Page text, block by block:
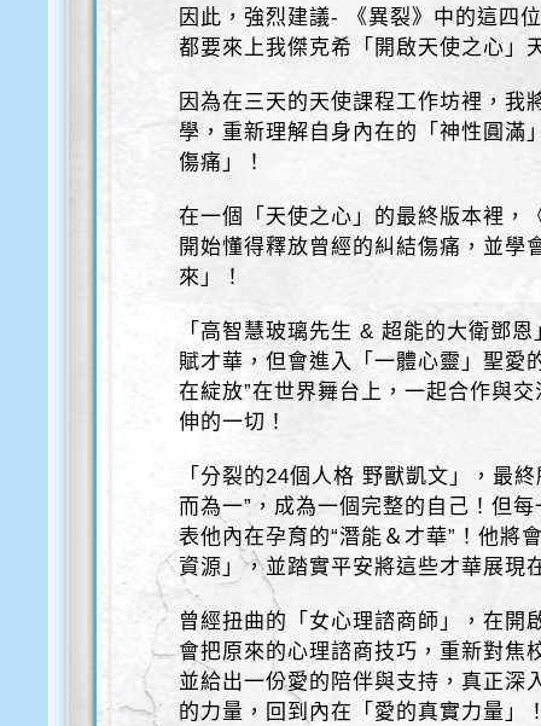
因此，強烈建議- 《異裂》中的這四
都要來上我傑克希「開啟天使之心」
因為在三天的天使課程工作坊裡，我
學，重新理解自身內在的「神性圓滿
傷痛」！
在一個「天使之心」的最終版本裡，
開始懂得釋放曾經的糾結傷痛，並學
來」！
「高智慧玻璃先生 & 超能的大衛鄧
賦才華，但會進入「一體心靈」聖愛
在綻放”在世界舞台上，一起合作與
伸的一切！
「分裂的24個人格 野獸凱文」，最
而為一”，成為一個完整的自己！但
表他內在孕育的“潛能＆才華”！他將
資源」，並踏實平安將這些才華展現
曾經扭曲的「女心理諮商師」，在開
會把原來的心理諮商技巧，重新對焦
並給出一份愛的陪伴與支持，真正深
的力量，回到內在「愛的真實力量」